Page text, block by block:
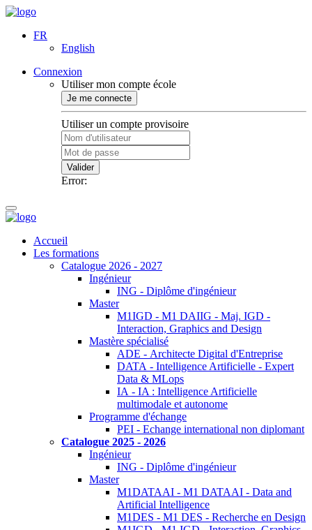
FR
English
Connexion
Utiliser mon compte école
Je me connecte
Utiliser un compte provisoire
Valider
Error:
Accueil
Les formations
Catalogue 2026 - 2027
Ingénieur
ING - Diplôme d'ingénieur
Master
M1IGD - M1 DAIIG - Maj. IGD -
Interaction, Graphics and Design
Mastère spécialisé
ADE - Architecte Digital d'Entreprise
DATA - Intelligence Artificielle - Expert
Data & MLops
IA - IA : Intelligence Artificielle
multimodale et autonome
Programme d'échange
PEI - Echange international non diplomant
Catalogue 2025 - 2026
Ingénieur
ING - Diplôme d'ingénieur
Master
M1DATAAI - M1 DATAAI - Data and
Artificial Intelligence
M1DES - M1 DES - Recherche en Design